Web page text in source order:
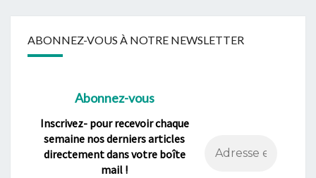
ABONNEZ-VOUS À NOTRE NEWSLETTER
Abonnez-vous
Inscrivez- pour recevoir chaque
semaine nos derniers articles
directement dans votre boîte
mail !